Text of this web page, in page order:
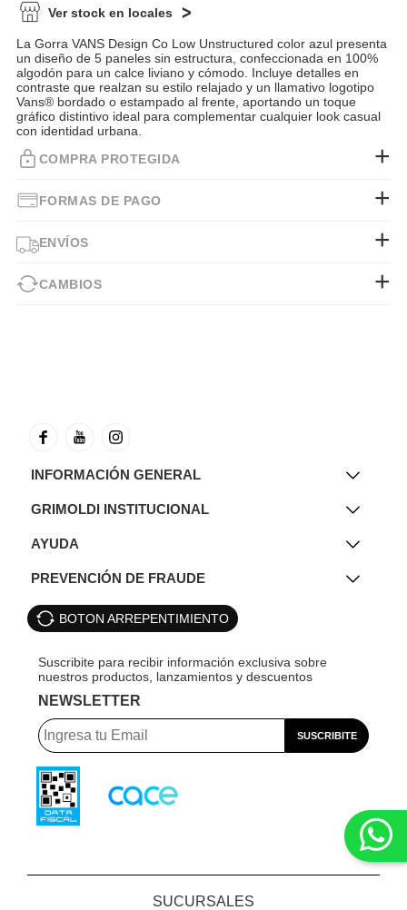
Ver stock en locales
La Gorra VANS Design Co Low Unstructured color azul presenta
un diseño de 5 paneles sin estructura, confeccionada en 100%
algodón para un calce liviano y cómodo. Incluye detalles en
contraste que realzan su estilo relajado y un llamativo logotipo
Vans® bordado o estampado al frente, aportando un toque
gráfico distintivo ideal para complementar cualquier look casual
con identidad urbana.
COMPRA PROTEGIDA
FORMAS DE PAGO
ENVÍOS
CAMBIOS
INFORMACIÓN GENERAL
GRIMOLDI INSTITUCIONAL
AYUDA
PREVENCIÓN DE FRAUDE
SUCURSALES
BOTON ARREPENTIMIENTO
NEWSLETTER